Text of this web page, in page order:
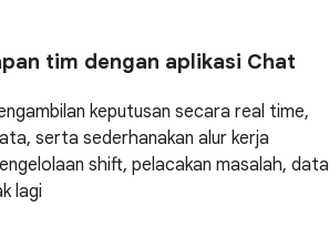
tim dengan aplikasi Chat
keputusan secara real time,
serta sederhanakan alur kerja
shift, pelacakan masalah, data
lagi